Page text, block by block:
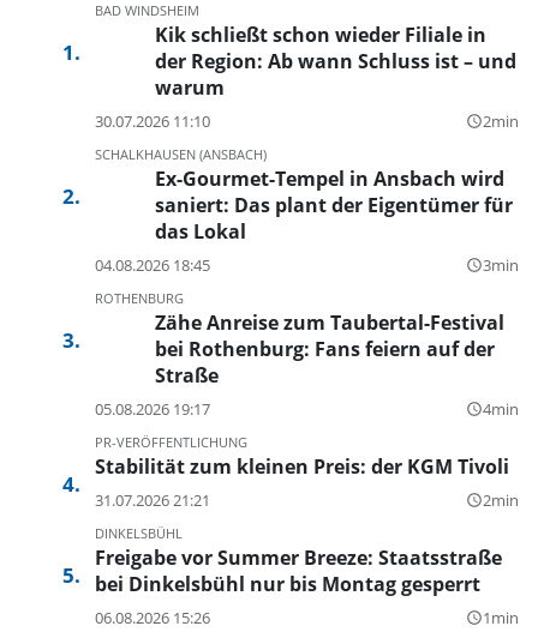
BAD WINDSHEIM
Kik schließt schon wieder Filiale in
der Region: Ab wann Schluss ist – und
warum
30.07.2026 11:10 query_builder2min
SCHALKHAUSEN (ANSBACH)
Ex-Gourmet-Tempel in Ansbach wird
saniert: Das plant der Eigentümer für
das Lokal
04.08.2026 18:45 query_builder3min
ROTHENBURG
Zähe Anreise zum Taubertal-Festival
bei Rothenburg: Fans feiern auf der
Straße
05.08.2026 19:17 query_builder4min
PR-VERÖFFENTLICHUNG
Stabilität zum kleinen Preis: der KGM Tivoli
31.07.2026 21:21 query_builder2min
DINKELSBÜHL
Freigabe vor Summer Breeze: Staatsstraße
bei Dinkelsbühl nur bis Montag gesperrt
06.08.2026 15:26 query_builder1min